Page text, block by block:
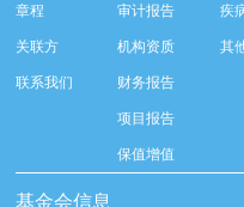
公益项目优势，把帮扶资源更
索适配新时代公益环境的创新
动更多社会爱心力量，搭建更
阔的角落，用实际行动践行"取
会、用之于社会"的公益承诺。
余彭年慈善基金会将在新一届
带领下，以更饱满的热忱投身
暗，行动受限再加上双目近乎
人常常对往后的生活满心忧虑
去年项目开展的右眼手术，如
眼重获视力，平日里能够看清
幕，简单的日常起居也可以自
少。聊天的时候季爷爷语气满
幸：“本来走路就不利索，要是
看不见，真的不敢设想往后的
流程就诊环节。 探访结束后，
开始对参与项目的患者进行了
项目的患者进行了随机的回访
松山区三道井子村的王奶奶左
检查治疗。村里的赵书记在走
见，另一只眼睛的视力也越来
前，他看不清鱼塘的水位，也
术后，眼睛亮堂多了！”老人笑
现在，他能清楚地看到鱼塘里
杂草。尽管手部有残疾，但他
章程
关联方
联系我们
审计报告
机构资质
财务报告
项目报告
保值增值
疾
其
基金会信息